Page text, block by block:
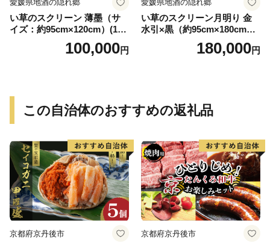
愛媛県地酒の隠れ郷
い草のスクリーン 薄墨（サ
イズ：約95cm×120cm）(14
100,000円
愛媛県地酒の隠れ郷
い草のスクリーン月明り 金
水引×黒（約95cm×180cm）
180,000円
この自治体のおすすめの返礼品
京都府京丹後市 京都府京丹後市